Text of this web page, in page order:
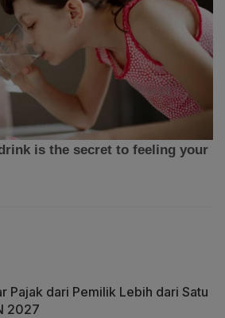
Pajak dari Pemilik Lebih dari Satu
2027